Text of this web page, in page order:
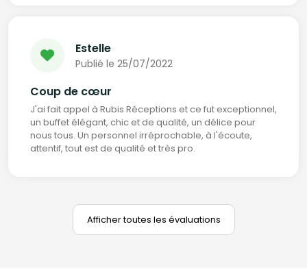
Estelle
Publié le 25/07/2022
Coup de cœur
J'ai fait appel à Rubis Réceptions et ce fut exceptionnel,
un buffet élégant, chic et de qualité, un délice pour
nous tous. Un personnel irréprochable, à l'écoute,
attentif, tout est de qualité et très pro.
Afficher toutes les évaluations